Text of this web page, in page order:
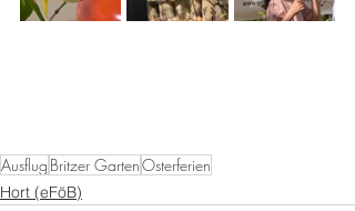
Ausflug Britzer GartenOsterferien
Hort (eFöB)